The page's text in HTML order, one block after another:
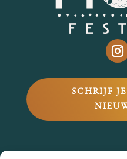
SCHRIJF